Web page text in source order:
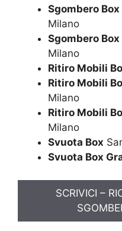
Sgombero
Milano
Sgombero
Milano
Ritiro Mobili
Ritiro Mobili
Milano
Ritiro Mobili
Milano
Svuota Box
Svuota Box
SCRIVICI –